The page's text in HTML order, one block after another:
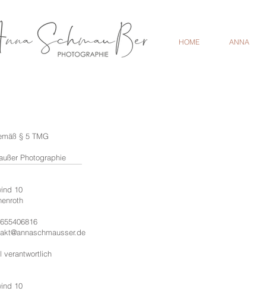
HOME ANNA
§ 5 TMG
Photographie
10
verantwortlich
10